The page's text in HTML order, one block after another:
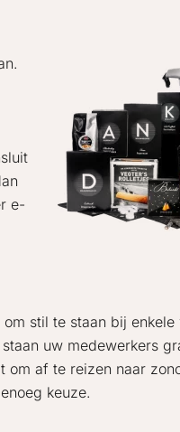
e-
stil te staan bij
uw medewerkers
om af te reizen naar
keuze.